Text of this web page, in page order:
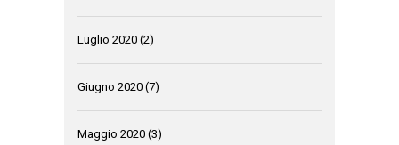
Luglio 2020 (2)
Giugno 2020 (7)
Maggio 2020 (3)